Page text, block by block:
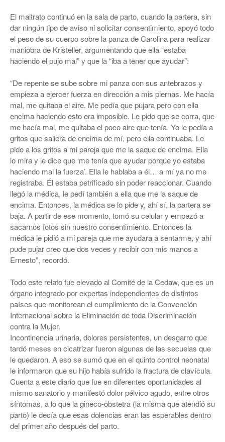
El maltrato continuó en la sala de parto, cuando la partera, sin
dar ningún tipo de aviso ni solicitar consentimiento, apoyó todo
el peso de su cuerpo sobre la panza de Carolina para realizar
maniobra de Kristeller, argumentando que ella “estaba
haciendo el pujo mal” y que la “iba a tener que ayudar”:
“De repente se sube sobre mi panza con sus antebrazos y
empieza a ejercer fuerza en dirección a mis piernas. Me hacía
mal, me quitaba el aire. Me pedía que pujara pero con ella
encima haciendo esto era imposible. Le pido que se corra, que
me hacía mal, me quitaba el poco aire que tenía. Yo le pedía a
gritos que saliera de encima de mí, pero ella continuaba. Le
pido a los gritos a mi pareja que me la saque de encima. Ella
lo mira y le dice que ‘me tenía que ayudar porque yo estaba
haciendo mal la fuerza’. Ella le hablaba a él… a mí ya no me
registraba. Él estaba petrificado sin poder reaccionar. Cuando
llegó la médica, le pedí también a ella que me la saque de
encima. Entonces, la médica se lo pide y, ahí sí, la partera se
baja. A partir de ese momento, tomó su celular y empezó a
sacarnos fotos sin nuestro consentimiento. Entonces la
médica le pidió a mi pareja que me ayudara a sentarme, y ahí
pude pujar creo que dos veces y recibir con mis manos a
Ernesto”, recordó.
Todo este relato fue elevado al Comité de la Cedaw, que es un
órgano integrado por expertas independientes de distintos
países que monitorean el cumplimiento de la Convención
Internacional sobre la Eliminación de toda Discriminación
contra la Mujer.
Incontinencia urinaria, dolores persistentes, un desgarro que
tardó meses en cicatrizar fueron algunas de las secuelas que
le quedaron. A eso se sumó que en el quinto control neonatal
le informaron que su hijo había sufrido la fractura de clavícula.
Cuenta a este diario que fue en diferentes oportunidades al
mismo sanatorio y manifestó dolor pélvico agudo, entre otros
síntomas, a lo que la gineco-obstetra (la misma que atendió su
parto) le decía que esas dolencias eran las esperables dentro
del primer año después del parto.